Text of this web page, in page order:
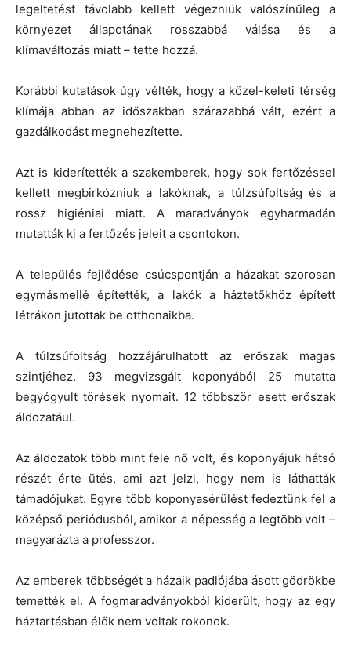
legeltetést távolabb kellett végezniük valószínűleg a
környezet állapotának rosszabbá válása és a
klímaváltozás miatt – tette hozzá.
Korábbi kutatások úgy vélték, hogy a közel-keleti térség
klímája abban az időszakban szárazabbá vált, ezért a
gazdálkodást megnehezítette.
Azt is kiderítették a szakemberek, hogy sok fertőzéssel
kellett megbirkózniuk a lakóknak, a túlzsúfoltság és a
rossz higiéniai miatt. A maradványok egyharmadán
mutatták ki a fertőzés jeleit a csontokon.
A település fejlődése csúcspontján a házakat szorosan
egymásmellé építették, a lakók a háztetőkhöz épített
létrákon jutottak be otthonaikba.
A túlzsúfoltság hozzájárulhatott az erőszak magas
szintjéhez. 93 megvizsgált koponyából 25 mutatta
begyógyult törések nyomait. 12 többször esett erőszak
áldozatául.
Az áldozatok több mint fele nő volt, és koponyájuk hátsó
részét érte ütés, ami azt jelzi, hogy nem is láthatták
támadójukat. Egyre több koponyasérülést fedeztünk fel a
középső periódusból, amikor a népesség a legtöbb volt –
magyarázta a professzor.
Az emberek többségét a házaik padlójába ásott gödrökbe
temették el. A fogmaradványokból kiderült, hogy az egy
háztartásban élők nem voltak rokonok.